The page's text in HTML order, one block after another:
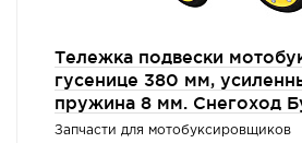
Тележка подвески
гусенице 380 мм,
пружина 8 мм. Снегоход
Запчасти для мотобуксировщиков